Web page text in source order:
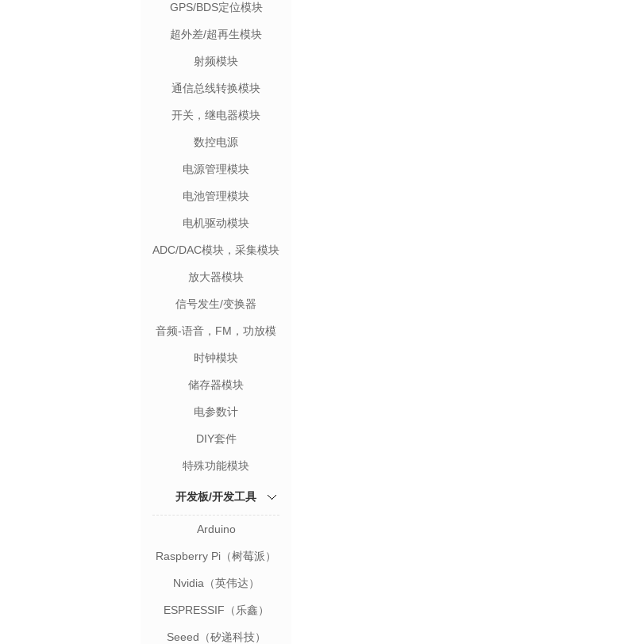
GPS/BDS定位模块
超外差/超再生模块
射频模块
通信总线转换模块
开关，继电器模块
数控电源
电源管理模块
电池管理模块
电机驱动模块
ADC/DAC模块，采集模块
放大器模块
信号发生/变换器
音频-语音，FM，功放模
块
时钟模块
储存器模块
电参数计
DIY套件
特殊功能模块
开发板/开发工具
Arduino
Raspberry Pi（树莓派）
Nvidia（英伟达）
ESPRESSIF（乐鑫）
Seeed（矽递科技）